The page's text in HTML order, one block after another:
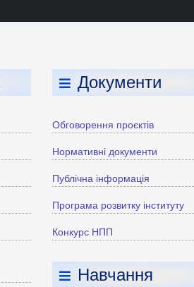
Документи
Обговорення проєктів
Нормативні документи
Публічна інформація
Програма розвитку інституту
Конкурс НПП
Навчання